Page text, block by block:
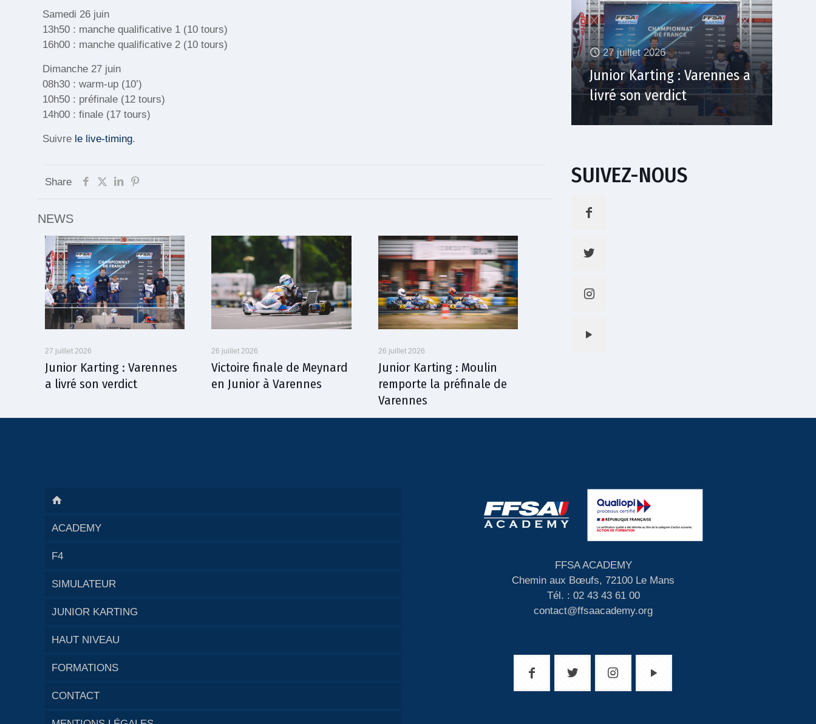
Samedi 26 juin
13h50 : manche qualificative 1 (10 tours)
16h00 : manche qualificative 2 (10 tours)
Dimanche 27 juin
08h30 : warm-up (10’)
10h50 : préfinale (12 tours)
14h00 : finale (17 tours)
Suivre le live-timing.
Share
NEWS
27 juillet 2026
Junior Karting : Varennes
a livré son verdict
26 juillet 2026
Victoire finale de Meynard
en Junior à Varennes
26 juillet 2026
Junior Karting : Moulin
remporte la préfinale de
Varennes
27 juillet 2026
Junior Karting : Varennes a
livré son verdict
SUIVEZ-NOUS
ACADEMY
F4
SIMULATEUR
JUNIOR KARTING
HAUT NIVEAU
FORMATIONS
CONTACT
FFSA ACADEMY
Chemin aux Bœufs, 72100 Le Mans
Tél. : 02 43 43 61 00
contact@ffsaacademy.org